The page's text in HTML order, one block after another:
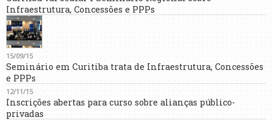
Infraestrutura, Concessões e PPPs
15/09/15
Seminário em Curitiba trata de Infraestrutura, Concessões
e PPPs
12/11/15
Inscrições abertas para curso sobre alianças público-
privadas